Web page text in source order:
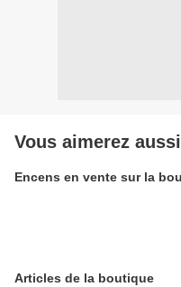
Vous aimerez aussi
Encens en vente sur la
Articles de la boutique